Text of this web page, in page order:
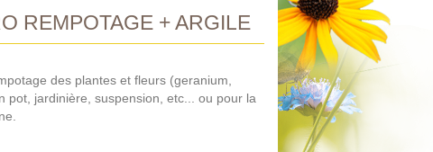
REMPOTAGE + ARGILE
des plantes et fleurs (geranium,
pot, jardinière, suspension, etc... ou pour la